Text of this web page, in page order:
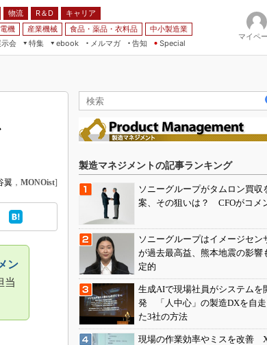
物流 R＆D
キャリア
電機 産業機械 食品・薬品・衣料品
中小製造業
示会
特集
ebook
メルマガ
告知 Special
マイペ
翼 ， MONOist]
ン
当
製造マネジメントの記事ランキング
ソニーグループがタムロン買収
案、その狙いは？ CFOがコメ
ソニーグループはイメージセン
が過去最高益、熊本地震の影響
定的
生成AIで現場社員がシステムを
発 「人中心」の製造DXを自
た3社の方法
現場の作業効率やミスを改善